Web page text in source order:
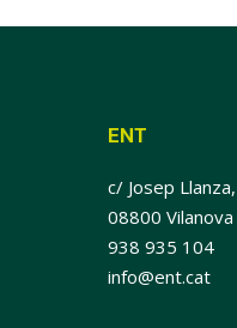
ENT
c/ Josep
08800
938 935 104
info@ent.cat